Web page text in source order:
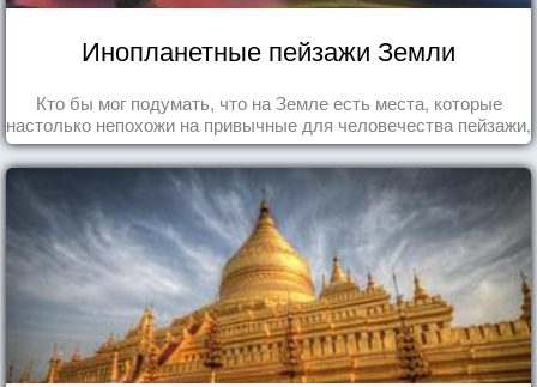
Инопланетные пейзажи Земли
Кто бы мог подумать, что на Земле есть места, которые
настолько непохожи на привычные для человечества пейзажи,
что кажутся и вовсе инопланетными!